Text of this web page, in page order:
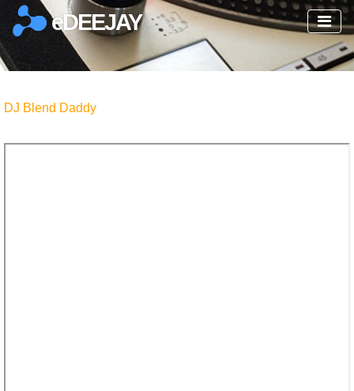
eDEEJAY
DJ Blend Daddy